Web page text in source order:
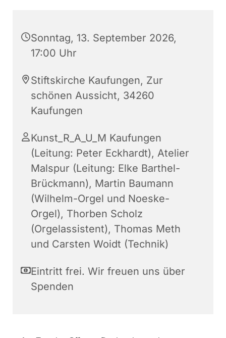
Sonntag, 13. September 2026,
17:00 Uhr
Stiftskirche Kaufungen, Zur
schönen Aussicht, 34260
Kaufungen
Kunst_R_A_U_M Kaufungen
(Leitung: Peter Eckhardt), Atelier
Malspur (Leitung: Elke Barthel-
Brückmann), Martin Baumann
(Wilhelm-Orgel und Noeske-
Orgel), Thorben Scholz
(Orgelassistent), Thomas Meth
und Carsten Woidt (Technik)
Eintritt frei. Wir freuen uns über
Spenden